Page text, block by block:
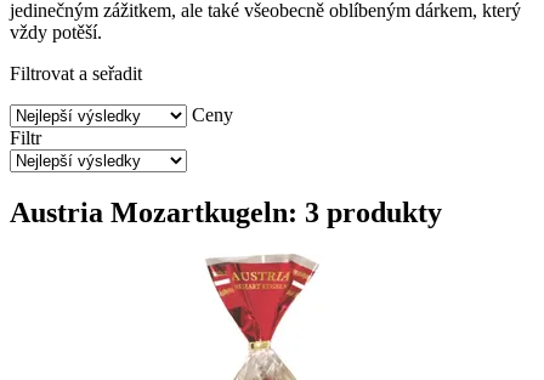
jedinečným zážitkem, ale také všeobecně oblíbeným dárkem, který
vždy potěší.
Filtrovat a seřadit
Ceny
Filtr
Austria Mozartkugeln: 3 produkty